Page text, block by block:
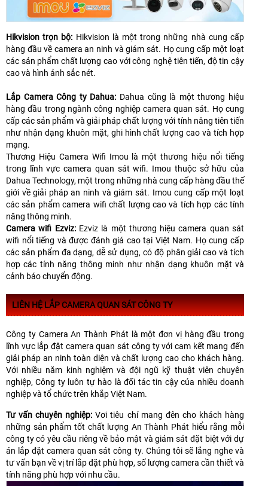
Hikvision trọn bộ: Hikvision là một trong những nhà cung cấp
hàng đầu về camera an ninh và giám sát. Họ cung cấp một loạt
các sản phẩm chất lượng cao với công nghệ tiên tiến, độ tin cậy
cao và hình ảnh sắc nét.
Lắp Camera Công ty Dahua: Dahua cũng là một thương hiệu
hàng đầu trong ngành công nghiệp camera quan sát. Họ cung
cấp các sản phẩm và giải pháp chất lượng với tính năng tiên tiến
như nhận dạng khuôn mặt, ghi hình chất lượng cao và tích hợp
mạng.
Thương Hiệu Camera Wifi Imou là một thương hiệu nổi tiếng
trong lĩnh vực camera quan sát wifi. Imou thuộc sở hữu của
Dahua Technology, một trong những nhà cung cấp hàng đầu thế
giới về giải pháp an ninh và giám sát. Imou cung cấp một loạt
các sản phẩm camera wifi chất lượng cao và tích hợp các tính
năng thông minh.
Camera wifi Ezviz: Ezviz là một thương hiệu camera quan sát
wifi nổi tiếng và được đánh giá cao tại Việt Nam. Họ cung cấp
các sản phẩm đa dạng, dễ sử dụng, có độ phân giải cao và tích
hợp các tính năng thông minh như nhận dạng khuôn mặt và
cảnh báo chuyển động.
LIÊN HỆ LẮP CAMERA QUAN SÁT CÔNG TY
Công ty Camera An Thành Phát là một đơn vị hàng đầu trong
lĩnh vực lắp đặt camera quan sát công ty với cam kết mang đến
giải pháp an ninh toàn diện và chất lượng cao cho khách hàng.
Với nhiều năm kinh nghiệm và đội ngũ kỹ thuật viên chuyên
nghiệp, Công ty luôn tự hào là đối tác tin cậy của nhiều doanh
nghiệp và tổ chức trên khắp Việt Nam.
Tư vấn chuyên nghiệp:Vơi tiêu chí mang đên cho khách hàng
những sản phẩm tốt chất lượng An Thành Phát hiểu rằng mỗi
công ty có yêu cầu riêng về bảo mật và giám sát đặt biệt với dự
án lắp đặt camera quan sát công ty. Chúng tôi sẽ lắng nghe và
tư vấn bạn về vị trí lắp đặt phù hợp, số lượng camera cần thiết và
tính năng phù hợp với nhu cầu.